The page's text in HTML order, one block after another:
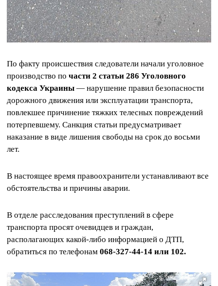
По факту происшествия следователи начали уголовное
производство по части 2 статьи 286 Уголовного
кодекса Украины — нарушение правил безопасности
дорожного движения или эксплуатации транспорта,
повлекшее причинение тяжких телесных повреждений
потерпевшему. Санкция статьи предусматривает
наказание в виде лишения свободы на срок до восьми
лет.
В настоящее время правоохранители устанавливают все
обстоятельства и причины аварии.
В отделе расследования преступлений в сфере
транспорта просят очевидцев и граждан,
располагающих какой-либо информацией о ДТП,
обратиться по телефонам 068-327-44-14 или 102.